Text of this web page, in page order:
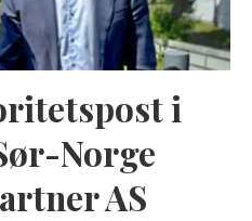
i
Norge
AS